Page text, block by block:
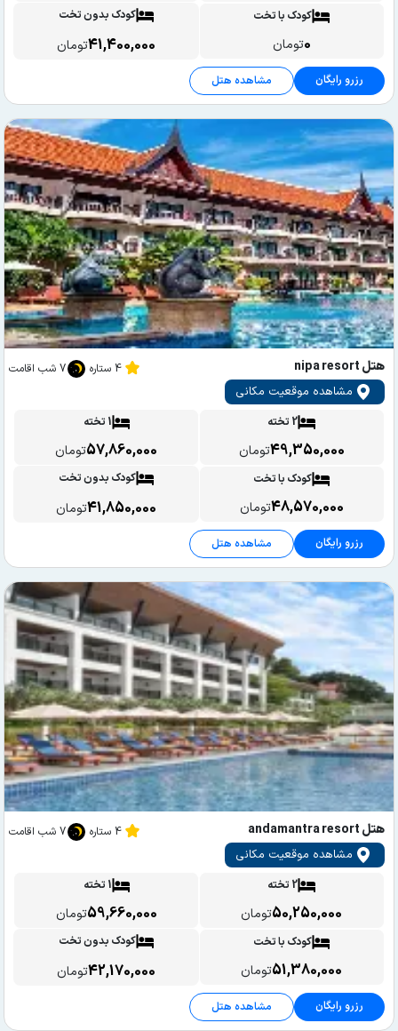
کودک با تخت
0تومان
کودک بدون تخت
41,400,000تومان
رزرو رایگان مشاهده هتل
هتل nipa resort
مشاهده موقعیت مکانی
4 ستاره 7 شب اقامت
2 تخته
49,350,000تومان
1 تخته
57,860,000تومان
کودک با تخت
48,570,000تومان
کودک بدون تخت
41,850,000تومان
رزرو رایگان مشاهده هتل
هتل andamantra resort
مشاهده موقعیت مکانی
4 ستاره 7 شب اقامت
2 تخته
50,250,000تومان
1 تخته
59,660,000تومان
کودک با تخت
51,380,000تومان
کودک بدون تخت
42,170,000تومان
رزرو رایگان مشاهده هتل